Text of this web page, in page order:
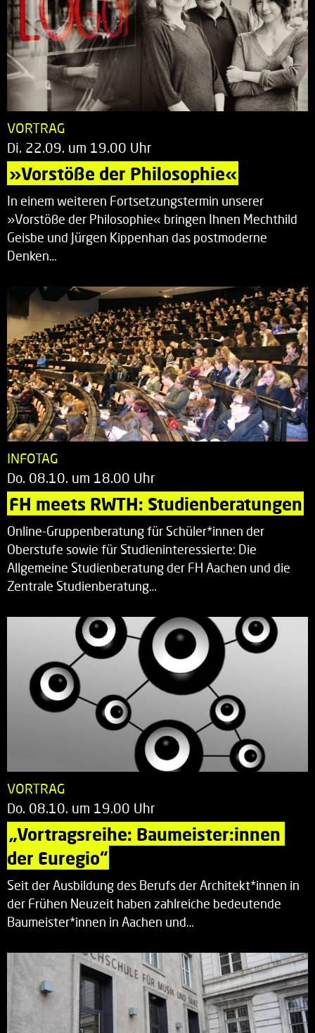
VORTRAG
Di. 22.09. um 19.00 Uhr
»Vorstöße der Philosophie«
In einem weiteren Fortsetzungstermin unserer
»Vorstöße der Philosophie« bringen Ihnen Mechthild
Geisbe und Jürgen Kippenhan das postmoderne
Denken…
INFOTAG
Do. 08.10. um 18.00 Uhr
FH meets RWTH: Studienberatungen
Online-Gruppenberatung für Schüler*innen der
Oberstufe sowie für Studieninteressierte: Die
Allgemeine Studienberatung der FH Aachen und die
Zentrale Studienberatung…
VORTRAG
Do. 08.10. um 19.00 Uhr
„Vortragsreihe: Baumeister:innen
der Euregio“
Seit der Ausbildung des Berufs der Architekt*innen in
der Frühen Neuzeit haben zahlreiche bedeutende
Baumeister*innen in Aachen und…